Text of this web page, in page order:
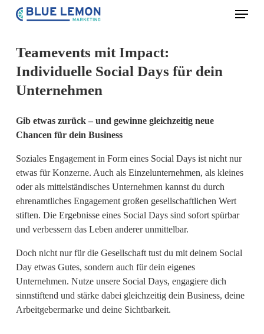
Skip
main
content
Menu
Teamevents mit Impact:
Individuelle Social Days für dein
Unternehmen
Gib etwas zurück – und gewinne gleichzeitig neue
Chancen für dein Business
Soziales Engagement in Form eines Social Days ist nicht nur
etwas für Konzerne. Auch als Einzelunternehmen, als kleines
oder als mittelständisches Unternehmen kannst du durch
ehrenamtliches Engagement großen gesellschaftlichen Wert
stiften. Die Ergebnisse eines Social Days sind sofort spürbar
und verbessern das Leben anderer unmittelbar.
Doch nicht nur für die Gesellschaft tust du mit deinem Social
Day etwas Gutes, sondern auch für dein eigenes
Unternehmen. Nutze unsere Social Days, engagiere dich
sinnstiftend und stärke dabei gleichzeitig dein Business, deine
Arbeitgebermarke und deine Sichtbarkeit.